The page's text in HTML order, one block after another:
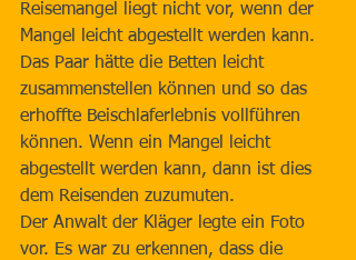
Reisemangel liegt nicht vor, wenn der
Mangel leicht abgestellt werden kann.
Das Paar hätte die Betten leicht
zusammenstellen können und so das
erhoffte Beischlaferlebnis vollführen
können. Wenn ein Mangel leicht
abgestellt werden kann, dann ist dies
dem Reisenden zuzumuten.
Der Anwalt der Kläger legte ein Foto
vor. Es war zu erkennen, dass die